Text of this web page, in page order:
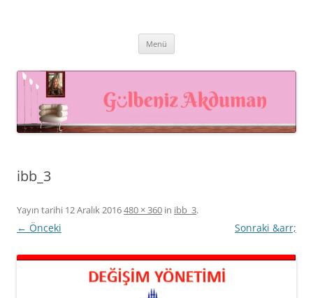
İnsan Kaynakları Yönetimi,
Eğiticinin Eğitimi, Mutluluk
Yönetimi
Akademisyen, Eğitmen
Menü
ibb_3
Yayın tarihi 12 Aralık 2016480 × 360 in ibb_3.
← Önceki Sonraki &arr;